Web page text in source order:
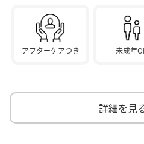
アフターケアつき 未成年
詳細を見